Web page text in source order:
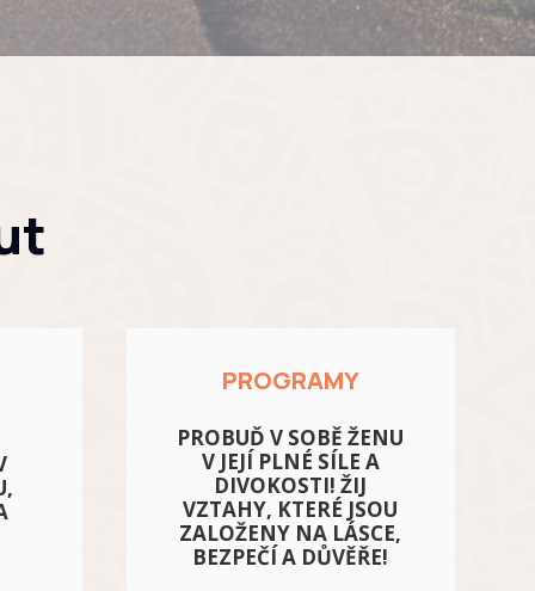
PROGRAMY
PROBUĎ V SOBĚ ŽENU
V JEJÍ PLNÉ SÍLE A
DIVOKOSTI! ŽIJ
VZTAHY, KTERÉ JSOU
ZALOŽENY NA LÁSCE,
BEZPEČÍ A DŮVĚŘE!